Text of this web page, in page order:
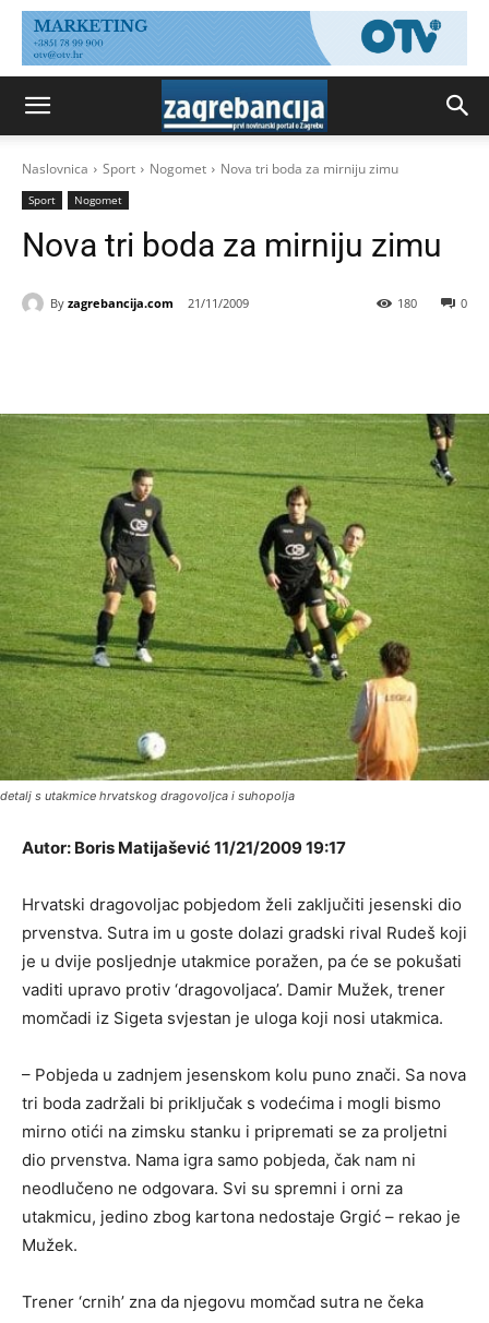
Naslovnica Sport Nogomet Nova tri boda za mirniju zimu
Sport Nogomet
Nova tri boda za mirniju zimu
By zagrebancija.com 21/11/2009 0
180
detalj s utakmice hrvatskog dragovoljca i suhopolja
Autor: Boris Matijašević 11/21/2009 19:17
Hrvatski dragovoljac pobjedom želi zaključiti jesenski dio
prvenstva. Sutra im u goste dolazi gradski rival Rudeš koji
je u dvije posljednje utakmice poražen, pa će se pokušati
vaditi upravo protiv ‘dragovoljaca’. Damir Mužek, trener
momčadi iz Sigeta svjestan je uloga koji nosi utakmica.
– Pobjeda u zadnjem jesenskom kolu puno znači. Sa nova
tri boda zadržali bi priključak s vodećima i mogli bismo
mirno otići na zimsku stanku i pripremati se za proljetni
dio prvenstva. Nama igra samo pobjeda, čak nam ni
neodlučeno ne odgovara. Svi su spremni i orni za
utakmicu, jedino zbog kartona nedostaje Grgić – rekao je
Mužek.
Trener ‘crnih’ zna da njegovu momčad sutra ne čeka